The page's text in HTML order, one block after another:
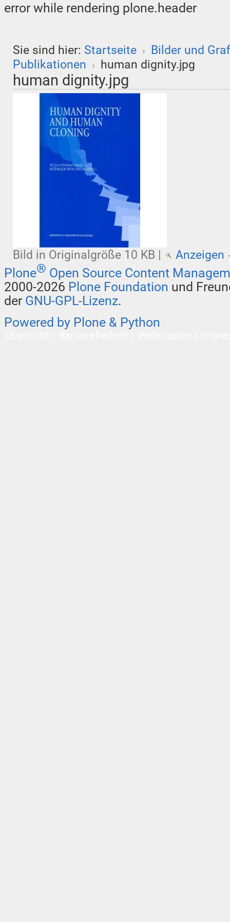
error while rendering plone.header
Sie sind hier: Startseite ›
Bilder und
Publikationen › human dignity.jpg
human dignity.jpg
Bild in Originalgröße 10 KB | Anzeigen
Plone® Open Source Content
2000-2026 Plone Foundation und
der GNU-GPL-Lizenz.
Powered by Plone & Python